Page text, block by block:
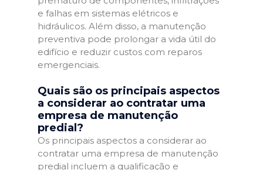
e falhas em sistemas elétricos e
hidráulicos. Além disso, a manutenção
preventiva pode prolongar a vida útil do
edifício e reduzir custos com reparos
emergenciais.
Quais são os principais aspectos
a considerar ao contratar uma
empresa de manutenção
predial?
Os principais aspectos a considerar ao
contratar uma empresa de manutenção
predial incluem a qualificação e